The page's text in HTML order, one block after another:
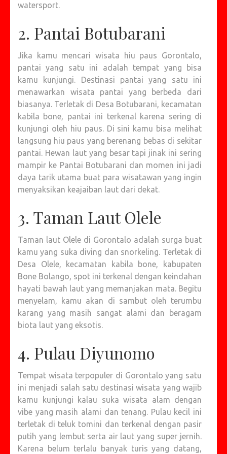
watersport.
2. Pantai Botubarani
Jika kamu mencari wisata hiu paus Gorontalo,
pantai yang satu ini adalah tempat yang bisa
kamu kunjungi. Destinasi pantai yang satu ini
menawarkan wisata pantai yang berbeda dari
biasanya. Terletak di Desa Botubarani, kecamatan
kabila bone, pantai ini terkenal karena sering di
kunjungi oleh hiu paus. Di sini kamu bisa melihat
langsung hiu paus yang berenang bebas di sekitar
pantai. Hewan laut yang besar tapi jinak ini sering
mampir ke Pantai Botubarani dan momen ini jadi
daya tarik utama buat para wisatawan yang ingin
menyaksikan keajaiban laut dari dekat.
3. Taman Laut Olele
Taman laut Olele di Gorontalo adalah surga buat
kamu yang suka diving dan snorkeling. Terletak di
Desa Olele, kecamatan kabila bone, kabupaten
Bone Bolango, spot ini terkenal dengan keindahan
hayati bawah laut yang memanjakan mata. Begitu
menyelam, kamu akan di sambut oleh terumbu
karang yang masih sangat alami dan beragam
biota laut yang eksotis.
4. Pulau Diyunomo
Tempat wisata terpopuler di Gorontalo yang satu
ini menjadi salah satu destinasi wisata yang wajib
kamu kunjungi kalau suka wisata alam dengan
vibe yang masih alami dan tenang. Pulau kecil ini
terletak di teluk tomini dan terkenal dengan pasir
putih yang lembut serta air laut yang super jernih.
Karena belum terlalu banyak turis yang datang,